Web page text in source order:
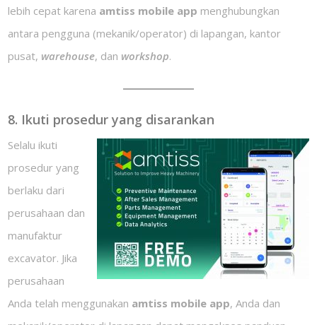
lebih cepat karena amtiss mobile app menghubungkan
antara pengguna (mekanik/operator) di lapangan, kantor
pusat, warehouse, dan workshop.
8. Ikuti prosedur yang disarankan
Selalu ikuti
prosedur yang
berlaku dari
perusahaan dan
manufaktur
excavator. Jika
perusahaan
Anda telah menggunakan amtiss mobile app, Anda dan